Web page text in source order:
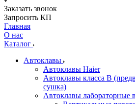
Заказать звонок
Запросить КП
Главная
О нас
Каталог
Автоклавы
Автоклавы Haier
Автоклавы класса B
сушка)
Автоклавы лабораторные